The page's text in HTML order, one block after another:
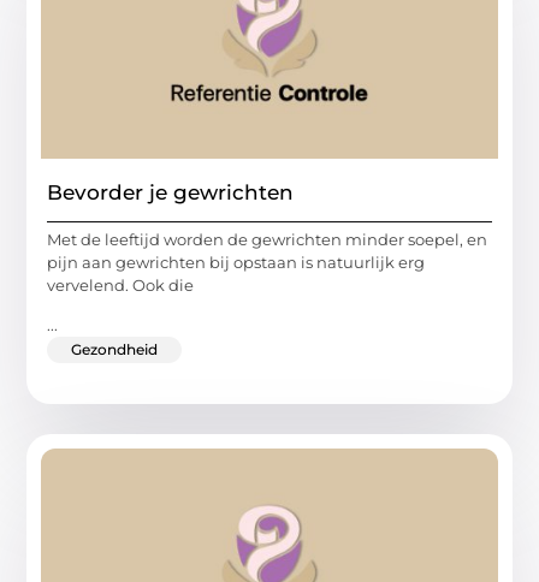
Bevorder je gewrichten
Met de leeftijd worden de gewrichten minder soepel, en
pijn aan gewrichten bij opstaan is natuurlijk erg
vervelend. Ook die
...
Gezondheid